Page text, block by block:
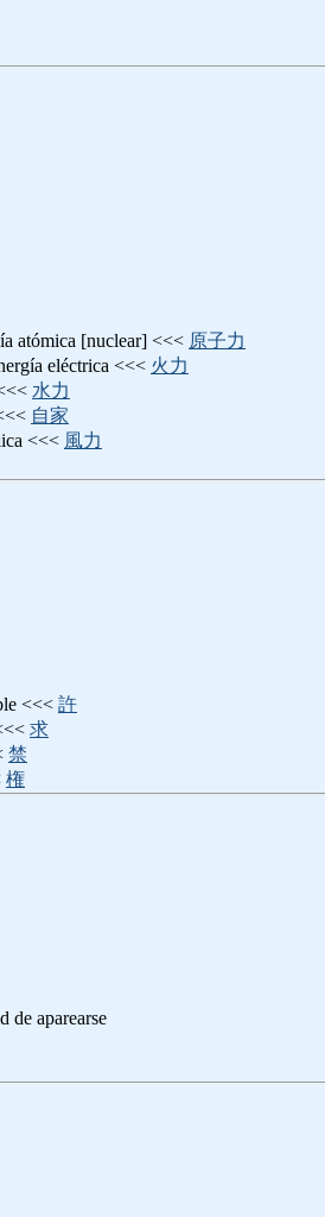
atómica [nuclear] <<< 原子力
eléctrica <<< 火力
水力
自家
<<< 風力
<<< 許
求
禁
権
de aparearse